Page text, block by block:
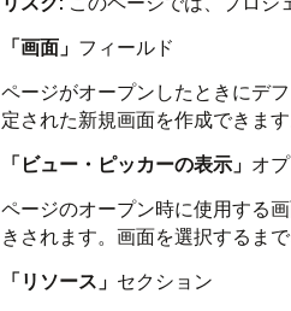
「画面」 フィールド
ページがオープンしたときにデ
定された新規画面を作成できます
「ビュー・ピッカーの表示」 オ
ページのオープン時に使用する
きされます。画面を選択するま
「リソース」 セクション